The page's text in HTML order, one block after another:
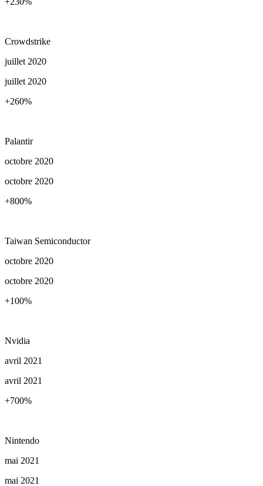
Crowdstrike
juillet 2020
juillet 2020
+260%
Palantir
octobre 2020
octobre 2020
+800%
Taiwan Semiconductor
octobre 2020
octobre 2020
+100%
Nvidia
avril 2021
avril 2021
+700%
Nintendo
mai 2021
mai 2021